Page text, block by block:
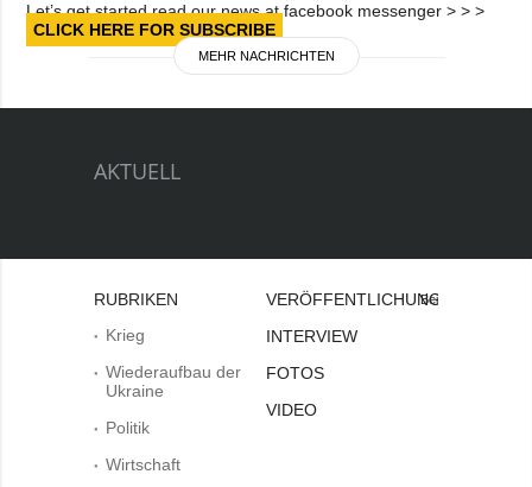
Let’s get started read our news at facebook messenger > > >
CLICK HERE FOR SUBSCRIBE
MEHR NACHRICHTEN
AKTUELL
RUBRIKEN
Krieg
Wiederaufbau der
Ukraine
Politik
Wirtschaft
VERÖFFENTLICHUNGEN
INTERVIEW
FOTOS
VIDEO
Bei